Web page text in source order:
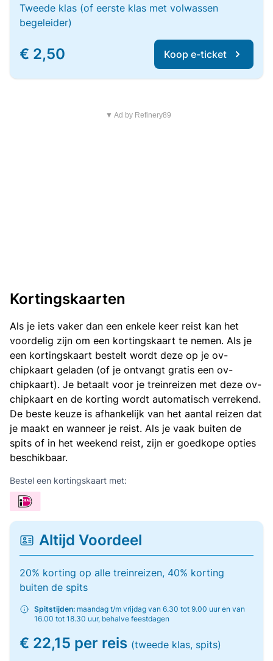
Tweede klas (of eerste klas met volwassen
begeleider)
€ 2,50 Koop e-ticket
▼ Ad by Refinery89
Kortingskaarten
Als je iets vaker dan een enkele keer reist kan het
voordelig zijn om een kortingskaart te nemen. Als je
een kortingskaart bestelt wordt deze op je ov-
chipkaart geladen (of je ontvangt gratis een ov-
chipkaart). Je betaalt voor je treinreizen met deze ov-
chipkaart en de korting wordt automatisch verrekend.
De beste keuze is afhankelijk van het aantal reizen dat
je maakt en wanneer je reist. Als je vaak buiten de
spits of in het weekend reist, zijn er goedkope opties
beschikbaar.
Bestel een kortingskaart met:
Altijd Voordeel
20% korting op alle treinreizen, 40% korting
buiten de spits
Spitstijden: maandag t/m vrijdag van 6.30 tot 9.00 uur en van
16.00 tot 18.30 uur, behalve feestdagen
€ 22,15 per reis (tweede klas, spits)